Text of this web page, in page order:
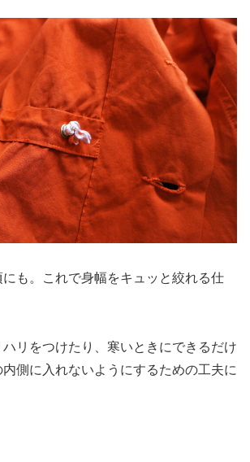
も。これで身幅をキュッと絞れる仕
リをつけたり、寒いときにできるだけ
側に入れないようにするための工夫に